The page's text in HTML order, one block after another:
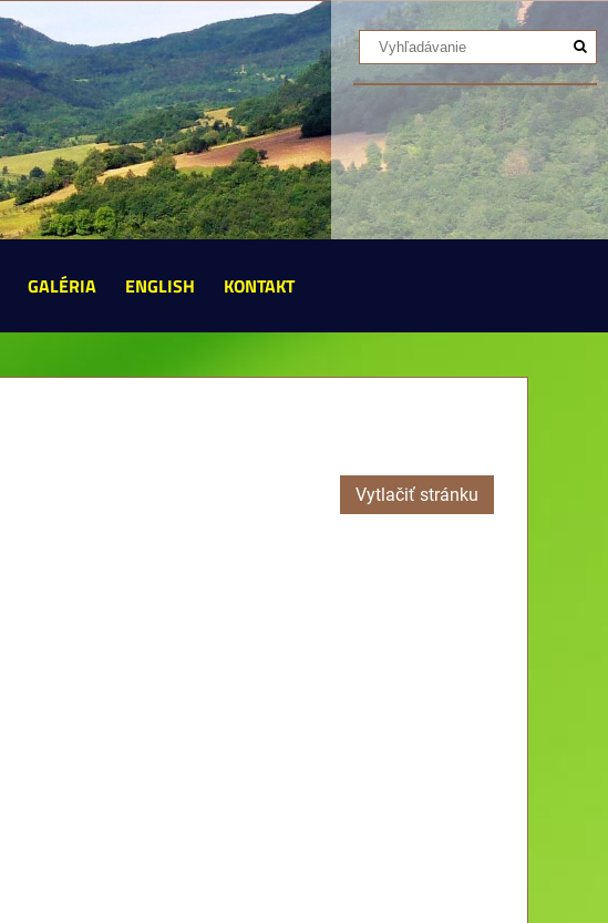
GALÉRIA ENGLISH KONTAKT
Vytlačiť stránku